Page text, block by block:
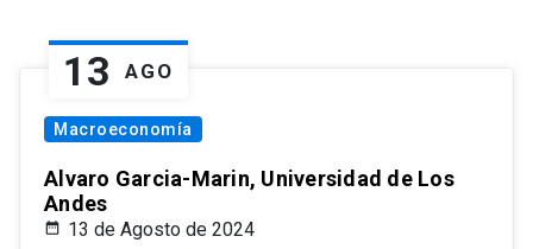
13 AGO
Macroeconomía
Alvaro Garcia-Marin, Universidad de Los
Andes
13 de Agosto de 2024